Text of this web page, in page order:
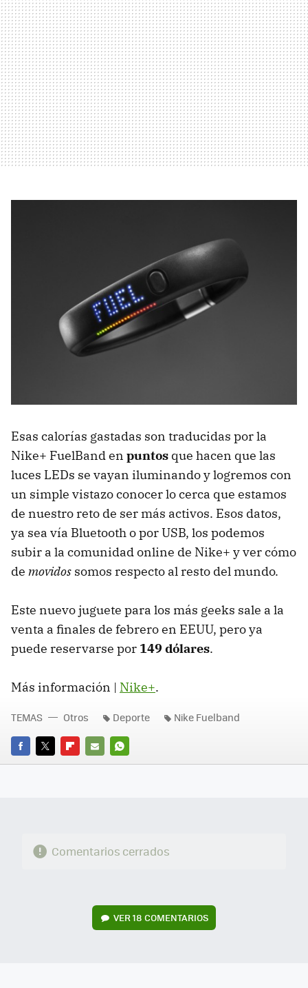
Esas calorías gastadas son traducidas por la
Nike+ FuelBand en puntos que hacen que las
luces LEDs se vayan iluminando y logremos con
un simple vistazo conocer lo cerca que estamos
de nuestro reto de ser más activos. Esos datos,
ya sea vía Bluetooth o porUSB, los podemos
subir a la comunidad online de Nike+ y ver cómo
de movidos somos respecto al resto del mundo.
Este nuevo juguete para los más geeks sale a la
venta a finales de febrero en EEUU, pero ya
puede reservarse por 149 dólares.
Más información | Nike+.
FACEBOOK
TWITTERFLIPBOARD
E-
WHATSAPP
TEMAS Otros Deporte Nike Fuelband
Comentarios cerrados
VER18 COMENTARIOS